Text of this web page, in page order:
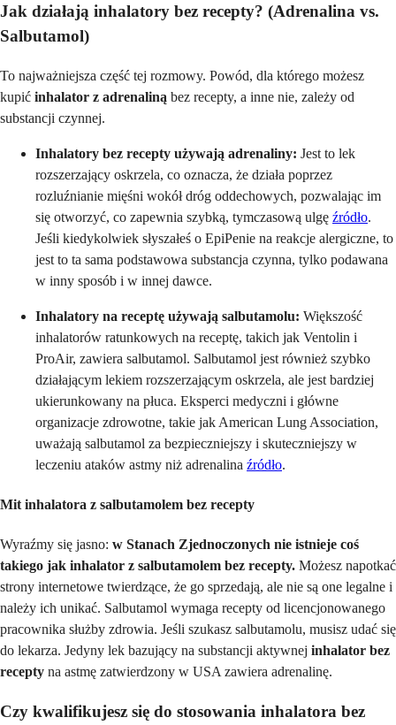
Jak działają inhalatory bez recepty? (Adrenalina vs.
Salbutamol)
To najważniejsza część tej rozmowy. Powód, dla którego możesz
kupić inhalator z adrenaliną bez recepty, a inne nie, zależy od
substancji czynnej.
Inhalatory bez recepty używają adrenaliny: Jest to lek
rozszerzający oskrzela, co oznacza, że działa poprzez
rozluźnianie mięśni wokół dróg oddechowych, pozwalając im
się otworzyć, co zapewnia szybką, tymczasową ulgę źródło.
Jeśli kiedykolwiek słyszałeś o EpiPenie na reakcje alergiczne, to
jest to ta sama podstawowa substancja czynna, tylko podawana
w inny sposób i w innej dawce.
Inhalatory na receptę używają salbutamolu: Większość
inhalatorów ratunkowych na receptę, takich jak Ventolin i
ProAir, zawiera salbutamol. Salbutamol jest również szybko
działającym lekiem rozszerzającym oskrzela, ale jest bardziej
ukierunkowany na płuca. Eksperci medyczni i główne
organizacje zdrowotne, takie jak American Lung Association,
uważają salbutamol za bezpieczniejszy i skuteczniejszy w
leczeniu ataków astmy niż adrenalina źródło.
Mit inhalatora z salbutamolem bez recepty
Wyraźmy się jasno: w Stanach Zjednoczonych nie istnieje coś
takiego jak inhalator z salbutamolem bez recepty. Możesz napotkać
strony internetowe twierdzące, że go sprzedają, ale nie są one legalne i
należy ich unikać. Salbutamol wymaga recepty od licencjonowanego
pracownika służby zdrowia. Jeśli szukasz salbutamolu, musisz udać się
do lekarza. Jedyny lek bazujący na substancji aktywnej inhalator bez
recepty na astmę zatwierdzony w USA zawiera adrenalinę.
Czy kwalifikujesz się do stosowania inhalatora bez